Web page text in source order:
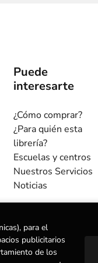
Puede
interesarte
¿Cómo comprar?
¿Para quién esta
librería?
Escuelas y centros
Nuestros Servicios
Noticias
para el
publicitarios
de los